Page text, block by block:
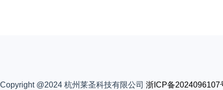
Copyright @2024 杭州莱圣科技有限公司 浙ICP备2024096107